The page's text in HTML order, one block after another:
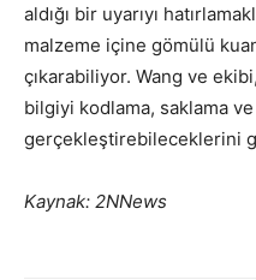
aldığı bir uyarıyı
malzeme içine gömülü
çıkarabiliyor. Wang ve
bilgiyi kodlama, saklama
gerçekleştirebileceklerini
Kaynak: 2NNews